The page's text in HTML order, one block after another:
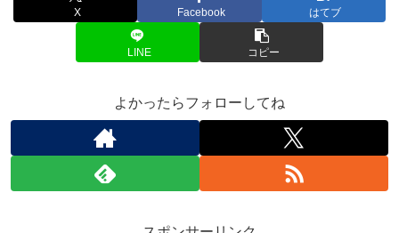
X Facebook はてブ
LINE コピー
よかったらフォローしてね